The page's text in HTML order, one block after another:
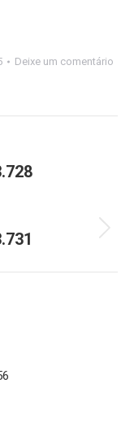
Deixe um comentário